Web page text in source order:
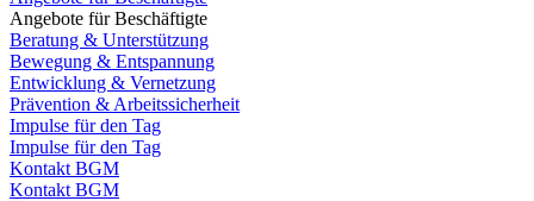
Angebote für Beschäftigte
Beratung & Unterstützung
Bewegung & Entspannung
Entwicklung & Vernetzung
Prävention & Arbeitssicherheit
Impulse für den Tag
Impulse für den Tag
Kontakt BGM
Kontakt BGM